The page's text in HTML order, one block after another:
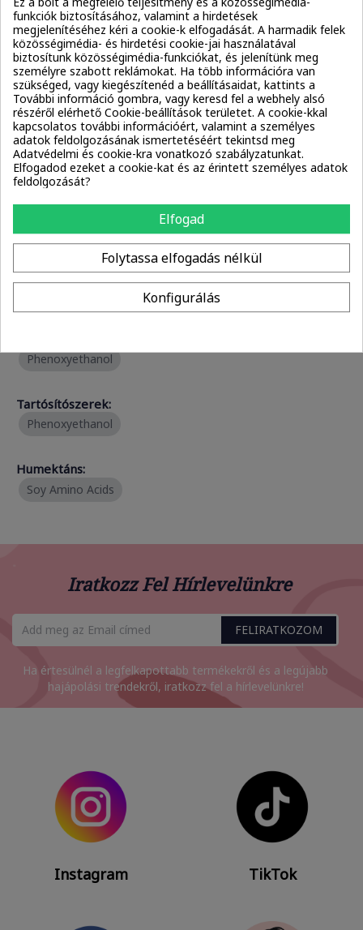
Serine Threonine
Antioxidánsok:
Tocopheryl Acetate
Fényvédők:
Ethylhexyl Methoxycinnamate
További összetevők
Illatanyagok:
Benzyl Salicylate Geraniol
Hexyl Cinnamal
Phenoxyethanol
Tartósítószerek:
Phenoxyethanol
Humektáns:
Soy Amino Acids
Iratkozz Fel Hírlevelünkre
FELIRATKOZOM
Ha értesülnél a legfelkapottabb termékekről és a legújabb
hajápolási trendekről, iratkozz fel a hírlevelünkre!
Instagram TikTok
funkciók biztosításához, valamint a hirdetések
megjelenítéséhez kéri a cookie-k elfogadását. A harmadik felek
közösségimédia- és hirdetési cookie-jai használatával
biztosítunk közösségimédia-funkciókat, és jelenítünk meg
személyre szabott reklámokat. Ha több információra van
szükséged, vagy kiegészítenéd a beállításaidat, kattints a
További információ gombra, vagy keresd fel a webhely alsó
részéről elérhető Cookie-beállítások területet. A cookie-kkal
kapcsolatos további információért, valamint a személyes
adatok feldolgozásának ismertetéséért tekintsd meg
Adatvédelmi és cookie-kra vonatkozó szabályzatunkat.
Elfogadod ezeket a cookie-kat és az érintett személyes adatok
feldolgozását?
Elfogad
Folytassa elfogadás nélkül
Konfigurálás